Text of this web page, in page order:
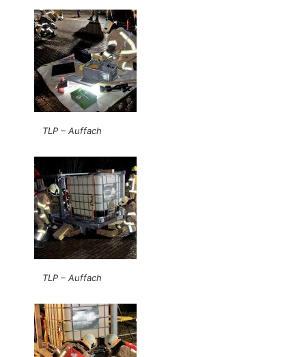
TLP – Auffach
TLP – Auffach